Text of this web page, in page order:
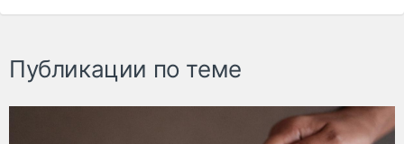
Публикации по теме